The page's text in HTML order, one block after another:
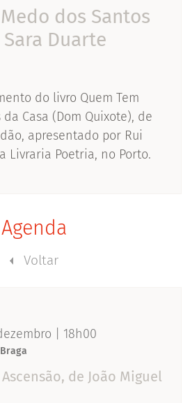
dos Santos
Duarte
do livro Quem Tem
Casa (Dom Quixote), de
apresentado por Rui
Livraria Poetria, no Porto.
Agenda
Voltar
| 18h00
de João Miguel